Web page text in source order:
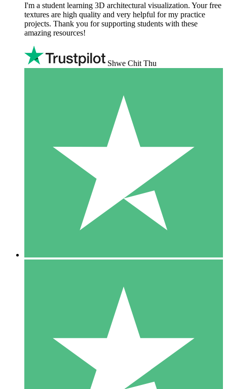
I'm a student learning 3D architectural visualization. Your free
textures are high quality and very helpful for my practice
projects. Thank you for supporting students with these
amazing resources!
Shwe Chit Thu